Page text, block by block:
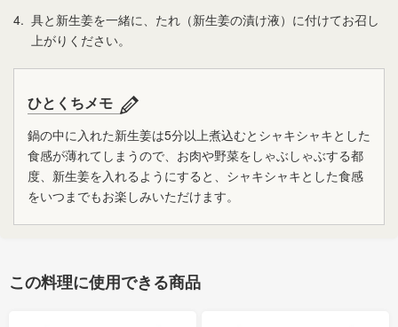
4. 具と新生姜を一緒に、たれ（新生姜の漬け液）に付けてお召し
上がりください。
ひとくちメモ
鍋の中に入れた新生姜は5分以上煮込むとシャキシャキとした
食感が薄れてしまうので、お肉や野菜をしゃぶしゃぶする都
度、新生姜を入れるようにすると、シャキシャキとした食感
をいつまでもお楽しみいただけます。
この料理に使用できる商品